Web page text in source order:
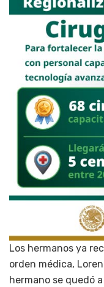
Los hermanos ya
orden médica,
hermano se quedó